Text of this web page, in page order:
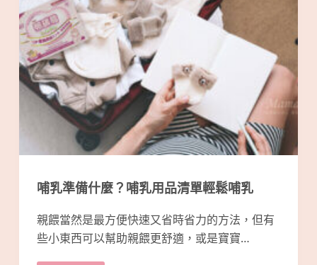
哺乳準備什麼？哺乳用品清單輕鬆哺乳
親餵當然是最方便快速又省時省力的方法，但有
些小東西可以幫助親餵更舒適，或是寶寶…